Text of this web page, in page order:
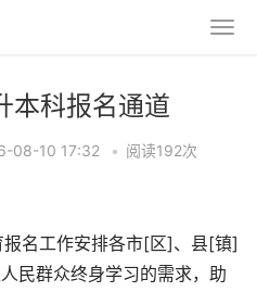
本科报名通道
08-10 17:32 • 阅读192次
名工作安排各市[区]、县[镇]
民群众终身学习的需求，助